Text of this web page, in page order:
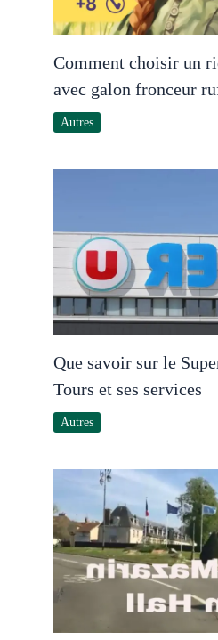
Comment choisir un
avec galon fronceur
Autres
Que savoir sur le
Tours et ses services
Autres